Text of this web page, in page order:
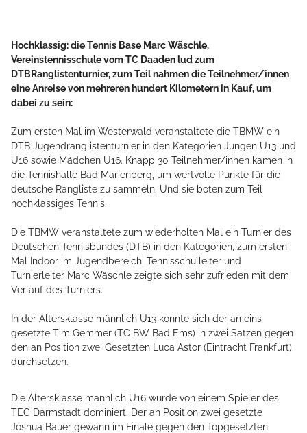
Hochklassig: die Tennis Base Marc Wäschle,
Vereinstennisschule vom TC Daaden lud zum
DTBRanglistenturnier, zum Teil nahmen die Teilnehmer/innen
eine Anreise von mehreren hundert Kilometern in Kauf, um
dabei zu sein:
Zum ersten Mal im Westerwald veranstaltete die TBMW ein
DTB Jugendranglistenturnier in den Kategorien Jungen U13 und
U16 sowie Mädchen U16. Knapp 30 Teilnehmer/innen kamen in
die Tennishalle Bad Marienberg, um wertvolle Punkte für die
deutsche Rangliste zu sammeln. Und sie boten zum Teil
hochklassiges Tennis.
Die TBMW veranstaltete zum wiederholten Mal ein Turnier des
Deutschen Tennisbundes (DTB) in den Kategorien, zum ersten
Mal Indoor im Jugendbereich. Tennisschulleiter und
Turnierleiter Marc Wäschle zeigte sich sehr zufrieden mit dem
Verlauf des Turniers.
In der Altersklasse männlich U13 konnte sich der an eins
gesetzte Tim Gemmer (TC BW Bad Ems) in zwei Sätzen gegen
den an Position zwei Gesetzten Luca Astor (Eintracht Frankfurt)
durchsetzen.
Die Altersklasse männlich U16 wurde von einem Spieler des
TEC Darmstadt dominiert. Der an Position zwei gesetzte
Joshua Bauer gewann im Finale gegen den Topgesetzten